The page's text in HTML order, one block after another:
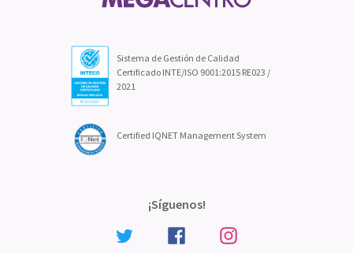
Sistema de Gestión de Calidad
Certificado INTE/ISO 9001:2015 RE023 /
2021
Certified IQNET Management System
¡Síguenos!